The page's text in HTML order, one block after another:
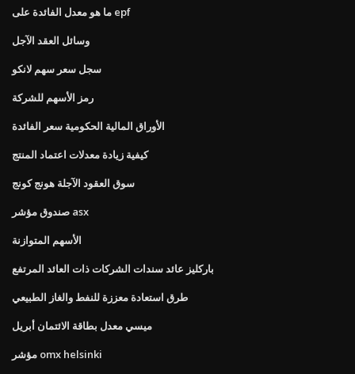
ما هو معدل الفائدة على epf
وسائل العقد الآجل
سجل سعر سهم لانكو
رمز الأسهم للشركة
الأوراق المالية الحكومية سعر الفائدة
كيفية زيادة معدلات اعتماد المنتج
سوق العقود الآجلة هونج كونج
صندوق مؤشر asx
الأسهم المتوازنة
باركليز عائد سندات الشركات ذات العائد المرتفع
طرق استعادة معززة للنفط والغاز الطبيعي
ميسي معدل بطاقة الائتمان أبريل
مؤشر omx helsinki